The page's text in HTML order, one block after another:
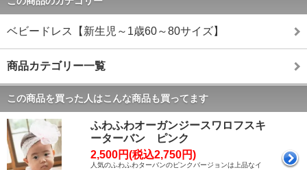
ベビードレス【新生児～1歳60～80サイズ】
商品カテゴリー一覧
この商品を買った人はこんな商品も買ってます
ふわふわオーガンジースワロフスキ
ーターバン ピンク
2,500円(税込2,750円)
人気のふわふわターバンのピンクバージョンは上品なイ